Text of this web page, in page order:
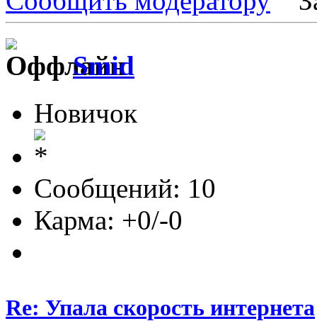
Smid
Новичок
Сообщений: 10
Карма: +0/-0
Re: Упала скорость интернета